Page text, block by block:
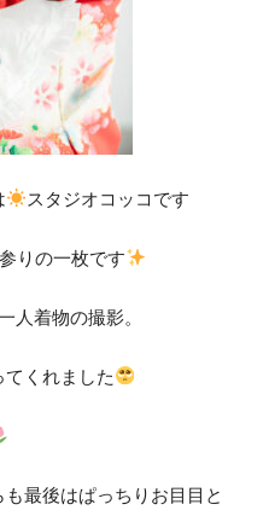
スタジオコッコです
りの一枚です
人着物の撮影。
くれました
最後はぱっちりお目目と